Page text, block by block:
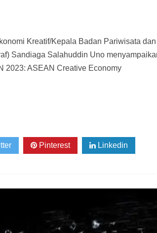
Kreatif/Kepala Badan Pariwisata
Sandiaga Salahuddin Uno
2023: ASEAN Creative Economy
Pinterest Linkedin